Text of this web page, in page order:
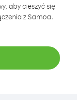
aby cieszyć się
z Samoa.